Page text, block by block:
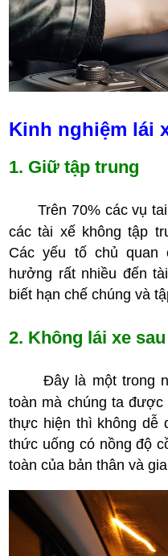
Kinh nghiệm lái
1. Giữ tập trung
Trên 70% các vụ
các tài xế không tập
Các yếu tố chủ quan
hưởng rất nhiều đến
biết hạn chế chúng và
2. Không lái xe
Đây là một trong
toàn mà chúng ta
thực hiện thì không dễ
thức uống có nồng độ
toàn của bản thân và